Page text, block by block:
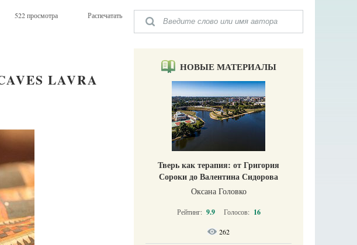
522 просмотра Распечатать
LAVRA
НОВЫЕ МАТЕРИАЛЫ
Тверь как терапия: от Григория
Сороки до Валентина Сидорова
Оксана Головко
Рейтинг: 9.9 Голосов: 16
262